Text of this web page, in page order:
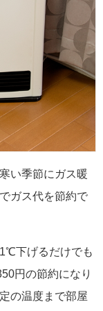
い季節にガス暖
ガス代を節約で
下げるだけでも
円の節約になり
の温度まで部屋